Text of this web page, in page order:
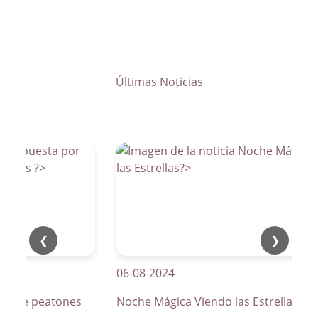
Últimas Noticias
❮ ❯
de peatones
06-08-2024
Noche Mágica Viendo las Estrellas